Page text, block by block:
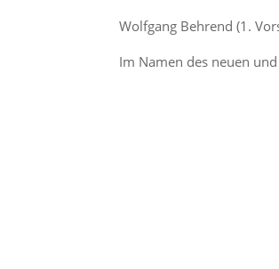
Wolfgang Behrend (1.
Im Namen des neuen